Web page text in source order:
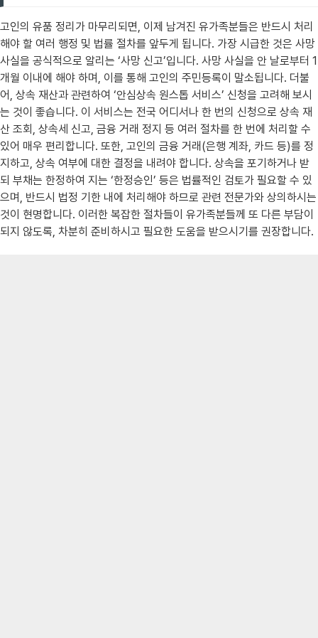
고인의 유품 정리가 마무리되면, 이제 남겨진 유가족분들은 반드시 처리
해야 할 여러 행정 및 법률 절차를 앞두게 됩니다. 가장 시급한 것은 사망
사실을 공식적으로 알리는 ‘사망 신고’입니다. 사망 사실을 안 날로부터 1
개월 이내에 해야 하며, 이를 통해 고인의 주민등록이 말소됩니다. 더불
어, 상속 재산과 관련하여 ‘안심상속 원스톱 서비스’ 신청을 고려해 보시
는 것이 좋습니다. 이 서비스는 전국 어디서나 한 번의 신청으로 상속 재
산 조회, 상속세 신고, 금융 거래 정지 등 여러 절차를 한 번에 처리할 수
있어 매우 편리합니다. 또한, 고인의 금융 거래(은행 계좌, 카드 등)를 정
지하고, 상속 여부에 대한 결정을 내려야 합니다. 상속을 포기하거나 받
되 부채는 한정하여 지는 ‘한정승인’ 등은 법률적인 검토가 필요할 수 있
으며, 반드시 법정 기한 내에 처리해야 하므로 관련 전문가와 상의하시는
것이 현명합니다. 이러한 복잡한 절차들이 유가족분들께 또 다른 부담이
되지 않도록, 차분히 준비하시고 필요한 도움을 받으시기를 권장합니다.